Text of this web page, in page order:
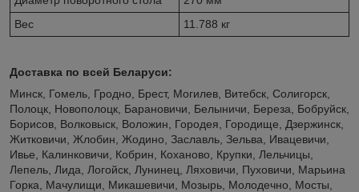
Вес
11.788 кг
Доставка по всей Беларуси:
Минск, Гомель, Гродно, Брест, Могилев, Витебск, Солигорск,
Полоцк, Новополоцк, Барановичи, Белыничи, Береза, Бобруйск,
Борисов, Волковыск, Воложин, Городея, Городище, Дзержинск,
Житковичи, Жлобин, Жодино, Заславль, Зельва, Ивацевичи,
Ивье, Калинковичи, Кобрин, Коханово, Крупки, Лельчицы,
Лепель, Лида, Логойск, Лунинец, Ляховичи, Пуховичи, Марьина
Горка, Мачулищи, Микашевичи, Мозырь, Молодечно, Мосты,